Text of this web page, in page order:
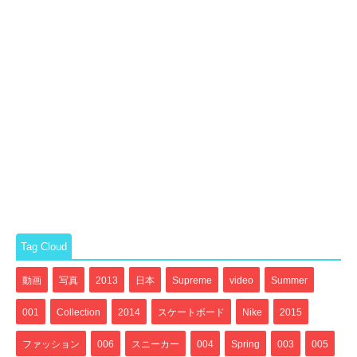
Tag Cloud
動画 写真 2013 日本 Supreme video Summer
001 Collection 2014 スケートボード Nike 2015
ファッション 006 スニーカー 004 Spring 003 005